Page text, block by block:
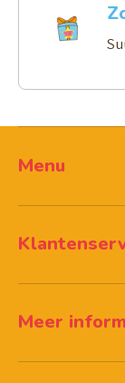
Menu
Meer